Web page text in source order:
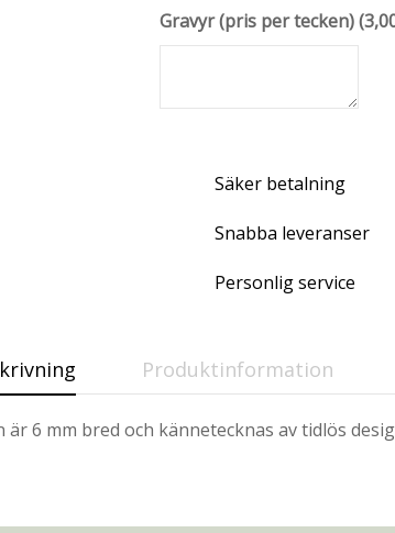
Gravyr (pris per tecken)(
Säker betalning
Snabba leveranser
Personlig service
Produktinformation
är 6 mm bred och kännetecknas av tidlös